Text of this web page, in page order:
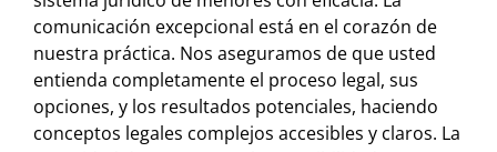
comunicación excepcional está en el corazón de
nuestra práctica. Nos aseguramos de que usted
entienda completamente el proceso legal, sus
opciones, y los resultados potenciales, haciendo
conceptos legales complejos accesibles y claros. La